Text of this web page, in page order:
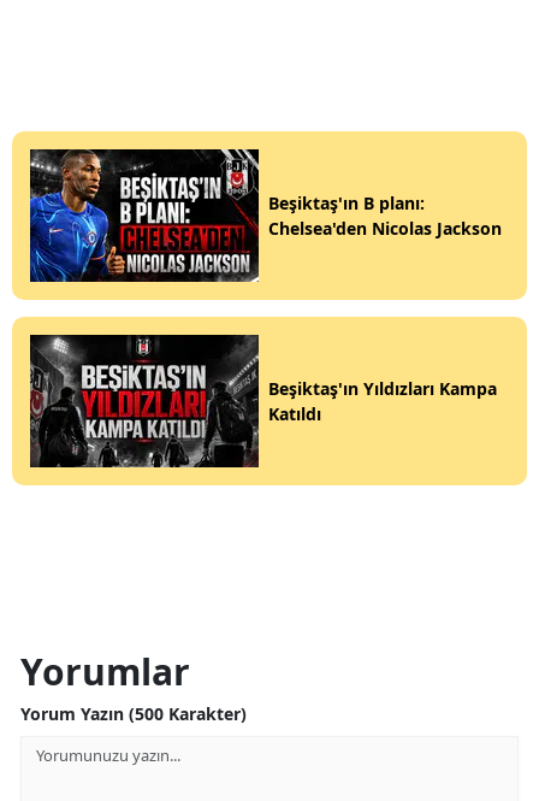
Beşiktaş'ın B planı:
Chelsea'den Nicolas Jackson
Beşiktaş'ın Yıldızları Kampa
Katıldı
Yorumlar
Yorum Yazın (500 Karakter)